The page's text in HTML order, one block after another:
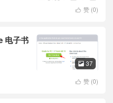
 赞 (0)
电子书
 37
 赞 (0)